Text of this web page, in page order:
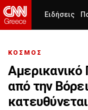
Ειδήσεις
ΚΟΣΜΟΣ
από την